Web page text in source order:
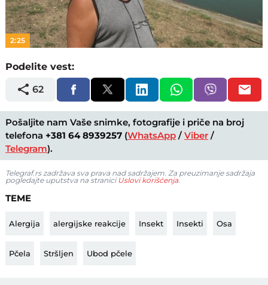
Video
2:25
Podelite vest:
62
Pošaljite nam Vaše snimke, fotografije i priče na broj
telefona +381 64 8939257 (WhatsApp /Viber /
Telegram).
Telegraf.rs zadržava sva prava nad sadržajem. Za preuzimanje sadržaja
pogledajte uputstva na stranici Uslovi korišćenja.
TEME
Alergija alergijske reakcije Insekt Insekti Osa
Pčela Stršljen Ubod pčele